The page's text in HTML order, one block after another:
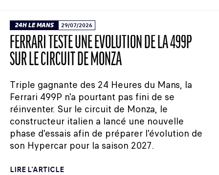
24H LE MANS 29/07/2026
FERRARI TESTE UNE ÉVOLUTION DE LA 499P
SUR LE CIRCUIT DE MONZA
Triple gagnante des 24 Heures du Mans, la
Ferrari 499P n'a pourtant pas fini de se
réinventer. Sur le circuit de Monza, le
constructeur italien a lancé une nouvelle
phase d'essais afin de préparer l'évolution de
son Hypercar pour la saison 2027.
LIRE L'ARTICLE